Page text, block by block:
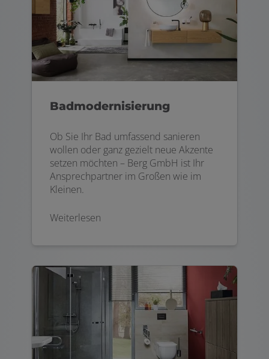
Badmodernisierung
Ob Sie Ihr Bad umfassend sanieren
wollen oder ganz gezielt neue Akzente
setzen möchten – Berg GmbH ist Ihr
Ansprechpartner im Großen wie im
Kleinen.
Weiterlesen